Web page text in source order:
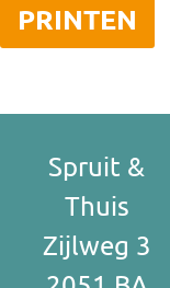
PRINTEN
Spruit &
Thuis
Zijlweg 3